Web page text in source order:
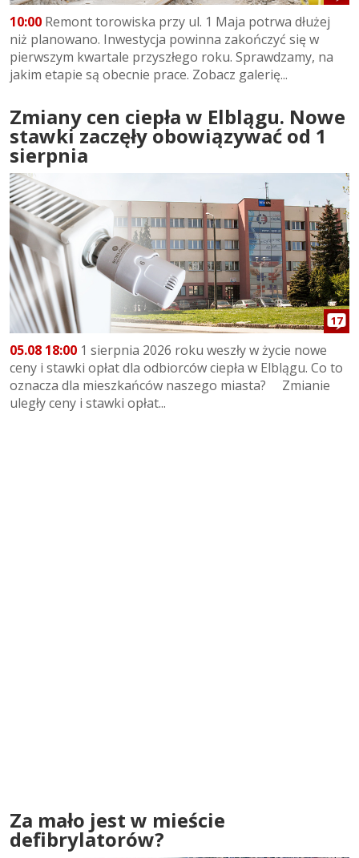
10:00 Remont torowiska przy ul. 1 Maja potrwa dłużej
niż planowano. Inwestycja powinna zakończyć się w
pierwszym kwartale przyszłego roku. Sprawdzamy, na
jakim etapie są obecnie prace. Zobacz galerię...
Zmiany cen ciepła w Elblągu. Nowe
stawki zaczęły obowiązywać od 1
sierpnia
17
05.08 18:00 1 sierpnia 2026 roku weszły w życie nowe
ceny i stawki opłat dla odbiorców ciepła w Elblągu. Co to
oznacza dla mieszkańców naszego miasta? Zmianie
uległy ceny i stawki opłat...
Za mało jest w mieście
defibrylatorów?